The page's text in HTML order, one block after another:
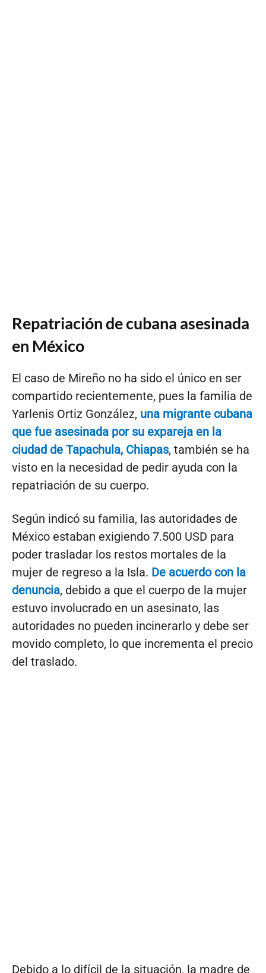
Repatriación de cubana asesinada
en México
El caso de Mireño no ha sido el único en ser
compartido recientemente, pues la familia de
Yarlenis Ortiz González, una migrante cubana
que fue asesinada por su expareja en la
ciudad de Tapachula, Chiapas, también se ha
visto en la necesidad de pedir ayuda con la
repatriación de su cuerpo.
Según indicó su familia, las autoridades de
México estaban exigiendo 7.500 USD para
poder trasladar los restos mortales de la
mujer de regreso a la Isla. De acuerdo con la
denuncia, debido a que el cuerpo de la mujer
estuvo involucrado en un asesinato, las
autoridades no pueden incinerarlo y debe ser
movido completo, lo que incrementa el precio
del traslado.
Debido a lo difícil de la situación, la madre de